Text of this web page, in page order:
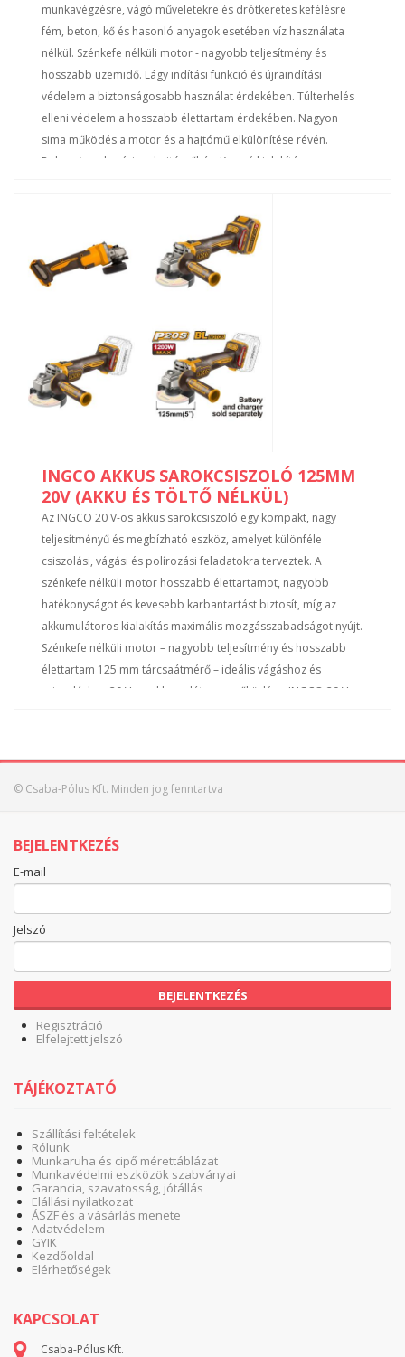
munkavégzésre, vágó műveletekre és drótkeretes kefélésre
fém, beton, kő és hasonló anyagok esetében víz használata
nélkül. Szénkefe nélküli motor - nagyobb teljesítmény és
hosszabb üzemidő. Lágy indítási funkció és újraindítási
védelem a biztonságosabb használat érdekében. Túlterhelés
elleni védelem a hosszabb élettartam érdekében. Nagyon
sima működés a motor és a hajtómű elkülönítése révén.
Robusztus alumínium hajtóműház. Karcsú kialakítás
Üresjárati fordulatszám: 3000 / 6000 / 9000 f/p Vágókorong
átmérő: 115 mm Tengelymenet: M14 Szállítási terjedelem:
Vágókorong nem tartozéka a készletnek, Akkumulátor és töltő
nélkül, Kartondobozban
INGCO AKKUS SAROKCSISZOLÓ 125MM
20V (AKKU ÉS TÖLTŐ NÉLKÜL)
Az INGCO 20 V-os akkus sarokcsiszoló egy kompakt, nagy
teljesítményű és megbízható eszköz, amelyet különféle
csiszolási, vágási és polírozási feladatokra terveztek. A
szénkefe nélküli motor hosszabb élettartamot, nagyobb
hatékonyságot és kevesebb karbantartást biztosít, míg az
akkumulátoros kialakítás maximális mozgásszabadságot nyújt.
Szénkefe nélküli motor – nagyobb teljesítmény és hosszabb
élettartam 125 mm tárcsaátmérő – ideális vágáshoz és
csiszoláshoz 20 V-os akkumulátoros működés – INGCO 20 V-
irányíthatóság Biztonsági kapcsoló – véletlen bekapcsolás
beállítás a különböző munkafolyamatokhoz Tartós fém
adatok Feszültség (V) 20 Súly akkumulátor nélkül (kg) ~1,2
Üresjárati fordulatszám (f/p) 3000/6000/9000 Vágókorong
átmérő (mm) 125 Tengelymenet M14
© Csaba-Pólus Kft. Minden jog fenntartva
BEJELENTKEZÉS
E-mail
Jelszó
BEJELENTKEZÉS
Regisztráció
Elfelejtett jelszó
TÁJÉKOZTATÓ
Szállítási feltételek
Rólunk
Munkaruha és cipő mérettáblázat
Munkavédelmi eszközök szabványai
Garancia, szavatosság, jótállás
Elállási nyilatkozat
ÁSZF és a vásárlás menete
Adatvédelem
GYIK
Kezdőoldal
Elérhetőségek
KAPCSOLAT
Csaba-Pólus Kft.